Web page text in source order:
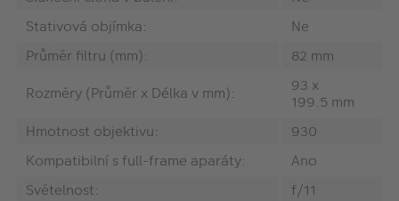
Stativová objímka:
Ne
Průměr filtru (mm):
82 mm
Rozměry (Průměr x Délka v mm):
93 x
199.5 mm
Hmotnost objektivu:
930
Kompatibilní s full-frame aparáty:
Ano
Světelnost:
f/11